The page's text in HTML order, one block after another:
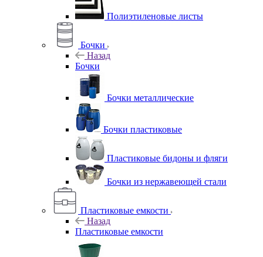
Полиэтиленовые листы
Бочки
Назад
Бочки
Бочки металлические
Бочки пластиковые
Пластиковые бидоны и фляги
Бочки из нержавеющей стали
Пластиковые емкости
Назад
Пластиковые емкости